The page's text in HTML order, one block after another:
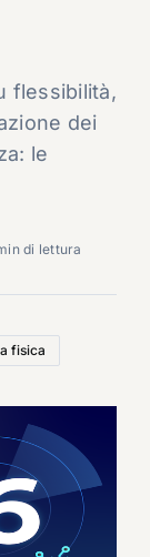
flessibilità,
dei
le
di lettura
fisica